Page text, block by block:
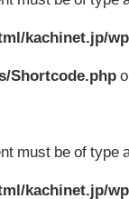
kachinet.jp/
Shortcode.php
must be of type
kachinet.jp/